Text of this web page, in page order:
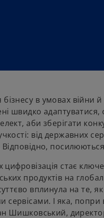
в умовах війни
швидко
аби зберігати
від державних
Відповідно,
цифровізація стає
продуктів на
вплинула на те,
І яка,
Шишковський,